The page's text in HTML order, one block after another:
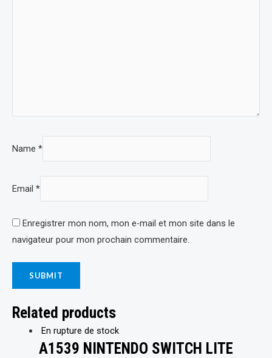
Name *
Email *
Enregistrer mon nom, mon e-mail et mon site dans le
navigateur pour mon prochain commentaire.
Related products
En rupture de stock
A1539 NINTENDO SWITCH LITE